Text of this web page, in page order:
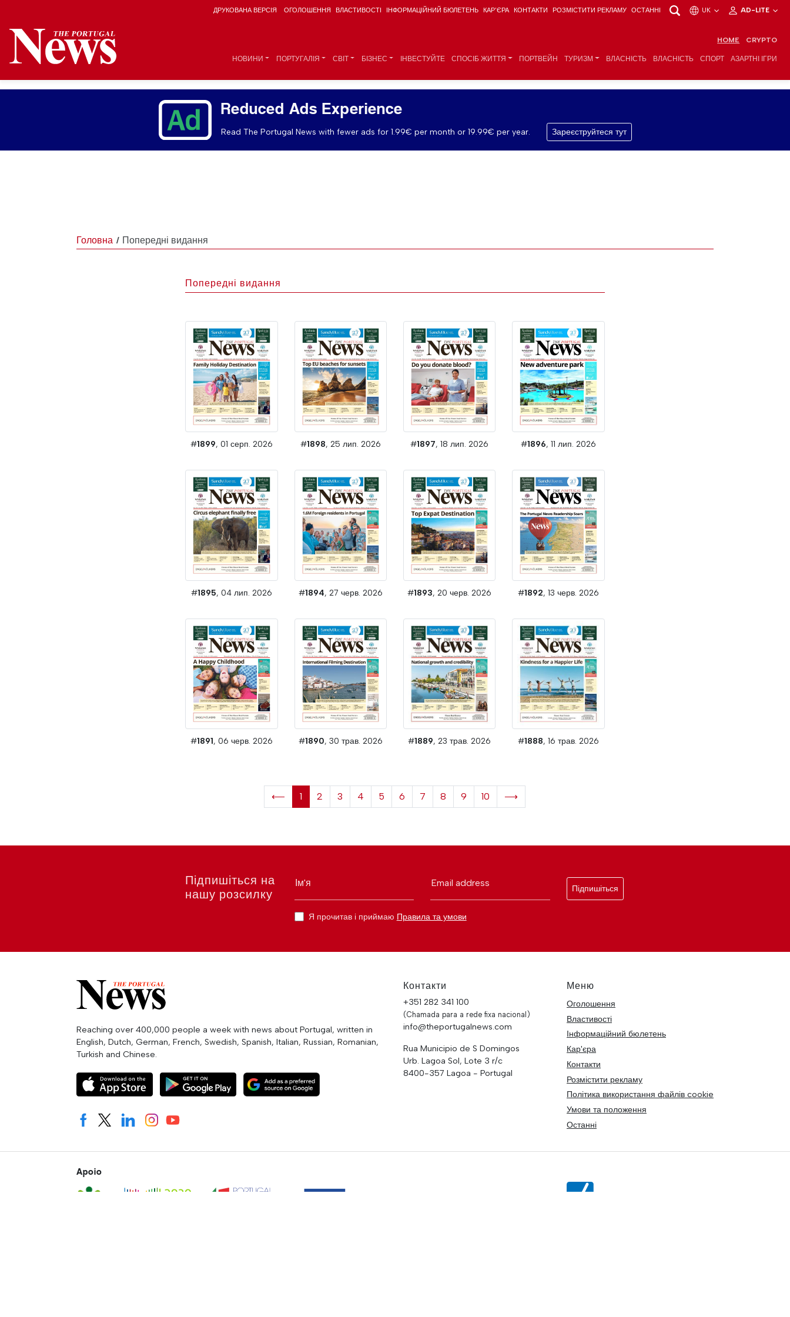
ДРУКОВАНА ВЕРСІЯ ОГОЛОШЕННЯ ВЛАСТИВОСТІ ІНФОРМАЦІЙНИЙ БЮЛЕТЕНЬ КАР'ЄРА КОНТАКТИ РОЗМІСТИТИ РЕКЛАМУ ОСТАННІ UK AD-LITE
HOME CRYPTO
НОВИНИ ПОРТУГАЛІЯ СВІТ БІЗНЕС ІНВЕСТУЙТЕ СПОСІБ ЖИТТЯ ПОРТВЕЙН ТУРИЗМ ВЛАСНІСТЬ ВЛАСНІСТЬ СПОРТ АЗАРТНІ ІГРИ
Reduced Ads Experience
Read The Portugal News with fewer ads for 1.99€ per month or 19.99€ per year. Зареєструйтеся тут
Головна Попередні видання
Попередні видання
#1899, 01 серп. 2026 #1898, 25 лип. 2026 #1897, 18 лип. 2026 #1896, 11 лип. 2026
#1895, 04 лип. 2026 #1894, 27 черв. 2026 #1893, 20 черв. 2026 #1892, 13 черв. 2026
#1891, 06 черв. 2026 #1890, 30 трав. 2026 #1889, 23 трав. 2026 #1888, 16 трав. 2026
⟵ 1 2 3 4 5 6 7 8 9 10 ⟶
Підпишіться на
нашу розсилку
Ім'я Email address
Підпишіться
Я прочитав і приймаю Правила та умови
Reaching over 400,000 people a week with news about Portugal, written in
English, Dutch, German, French, Swedish, Spanish, Italian, Russian, Romanian,
Turkish and Chinese.
Контакти
+351 282 341 100
(Chamada para a rede fixa nacional)
info@theportugalnews.com
Rua Municipio de S Domingos
Urb. Lagoa Sol, Lote 3 r/c
8400-357 Lagoa - Portugal
Меню
Оголошення
Властивості
Інформаційний бюлетень
Кар'єра
Контакти
Розмістити рекламу
Політика використання файлів cookie
Умови та положення
Останні
Apoio